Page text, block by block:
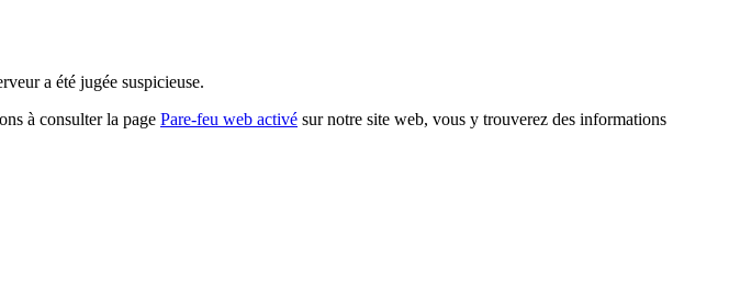
a été jugée suspicieuse.
à consulter la page Pare-feu web activé sur notre site web, vous y trouverez des informations